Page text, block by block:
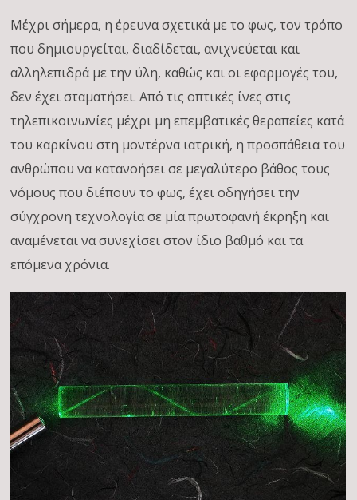
Μέχρι σήμερα, η έρευνα σχετικά με το φως, τον τρόπο
που δημιουργείται, διαδίδεται, ανιχνεύεται και
αλληλεπιδρά με την ύλη, καθώς και οι εφαρμογές του,
δεν έχει σταματήσει. Από τις οπτικές ίνες στις
τηλεπικοινωνίες μέχρι μη επεμβατικές θεραπείες κατά
του καρκίνου στη μοντέρνα ιατρική, η προσπάθεια του
ανθρώπου να κατανοήσει σε μεγαλύτερο βάθος τους
νόμους που διέπουν το φως, έχει οδηγήσει την
σύγχρονη τεχνολογία σε μία πρωτοφανή έκρηξη και
αναμένεται να συνεχίσει στον ίδιο βαθμό και τα
επόμενα χρόνια.